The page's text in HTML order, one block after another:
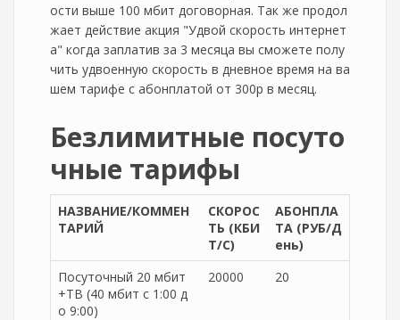
ости выше 100 мбит договорная. Так же продол
жает действие акция "Удвой скорость интернет
а" когда заплатив за 3 месяца вы сможете полу
чить удвоенную скорость в дневное время на ва
шем тарифе с абонплатой от 300р в месяц.
Безлимитные посуто
чные тарифы
НАЗВАНИЕ/КОММЕН
ТАРИЙ
СКОРОС
ТЬ (КБИ
Т/C)
АБОНПЛА
ТА (РУБ/Д
ень)
Посуточный 20 мбит
+ТВ (40 мбит с 1:00 д
о 9:00)
20000 20